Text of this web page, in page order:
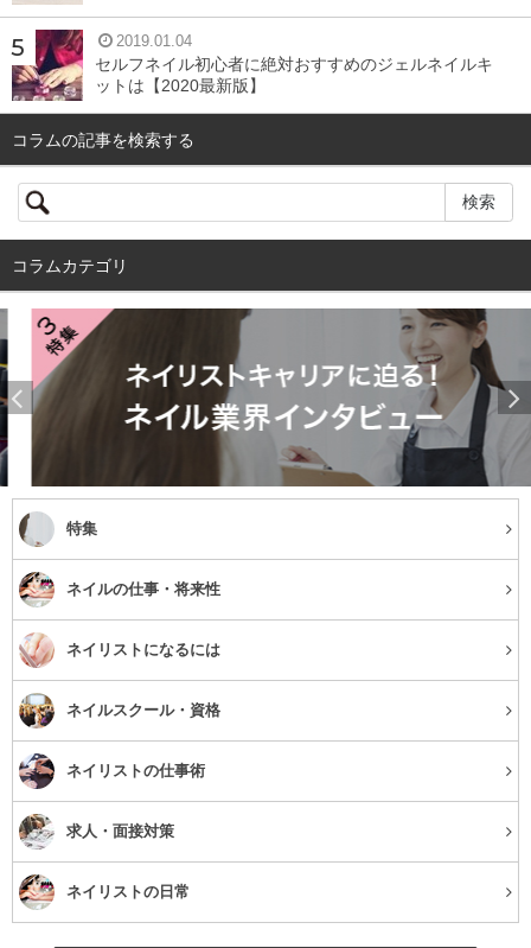
2019.01.04
セルフネイル初心者に絶対おすすめのジェルネイルキ
ットは【2020最新版】
コラムの記事を検索する
コラムカテゴリ
特集
ネイルの仕事・将来性
ネイリストになるには
ネイルスクール・資格
ネイリストの仕事術
求人・面接対策
ネイリストの日常